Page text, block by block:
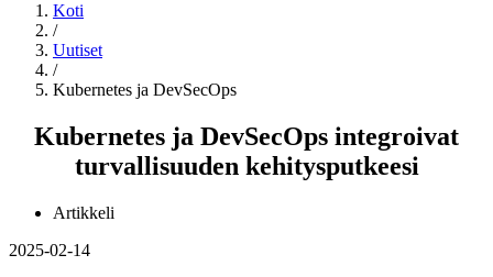
Koti
/
Uutiset
/
Kubernetes ja DevSecOps
Kubernetes ja DevSecOps integroivat
turvallisuuden kehitysputkeesi
Artikkeli
2025-02-14